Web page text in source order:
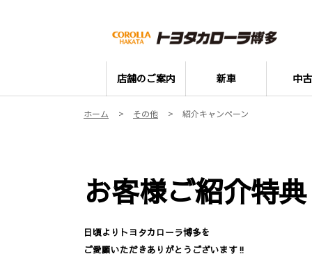
店舗のご案内 新車 中
ホーム その他 紹介キャンペーン
お客様ご紹介特典
日頃よりトヨタカローラ博多を
ご愛顧いただきありがとうございます‼